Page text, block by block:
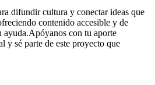
difundir cultura y conectar ideas que
contenido accesible y de
ayuda.Apóyanos con tu aporte
y sé parte de este proyecto que